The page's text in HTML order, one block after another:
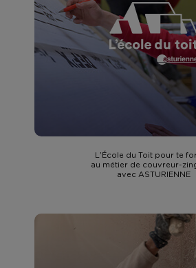
L’École du Toit pour te
au métier de couvreur-
avec ASTURIENNE